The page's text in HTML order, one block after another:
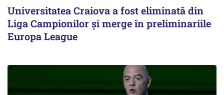
Universitatea Craiova a fost eliminată din
Liga Campionilor şi merge în preliminariile
Europa League